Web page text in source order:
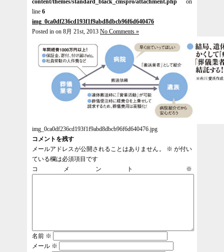
content/themes/standard_black_cmspro/attachment.php on
line 6
img_0ca0df236cd193f1f9abd8dbcb96f6d640476
Posted in on 8月 21st, 2013 No Comments »
img_0ca0df236cd193f1f9abd8dbcb96f6d640476.jpg
コメントを残す
メールアドレスが公開されることはありません。
※ が付い
ている欄は必須項目です
コメント ※
名前 ※
メール ※